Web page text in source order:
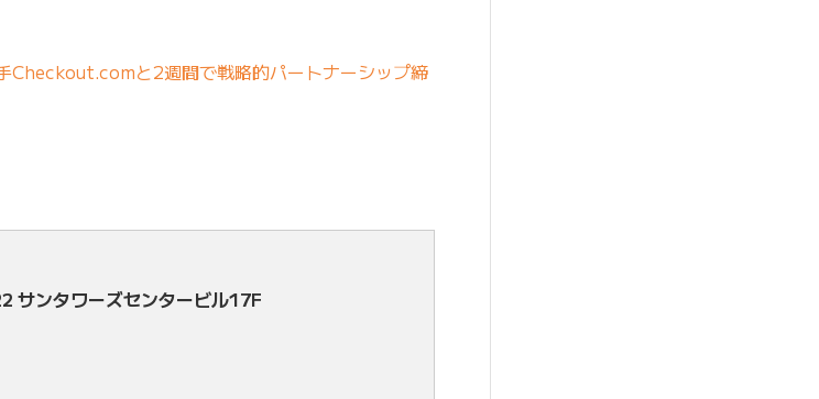
Checkout.comと2週間で戦略的パートナーシップ締
ンタワーズセンタービル17F